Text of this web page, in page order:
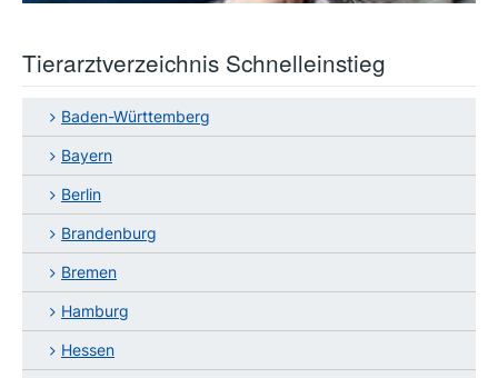
Tierarztverzeichnis Schnelleinstieg
Baden-Württemberg
Bayern
Berlin
Brandenburg
Bremen
Hamburg
Hessen